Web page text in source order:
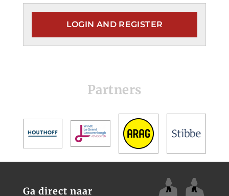
LOGIN AND REGISTER
Partners
Ga direct naar